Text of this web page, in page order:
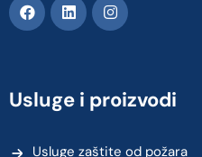
Usluge i proizvodi
Usluge zaštite od požara